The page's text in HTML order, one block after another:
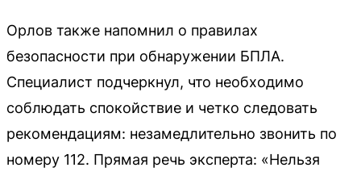
Орлов также напомнил о правилах
безопасности при обнаружении БПЛА.
Специалист подчеркнул, что необходимо
соблюдать спокойствие и четко следовать
рекомендациям: незамедлительно звонить по
номеру 112. Прямая речь эксперта: «Нельзя